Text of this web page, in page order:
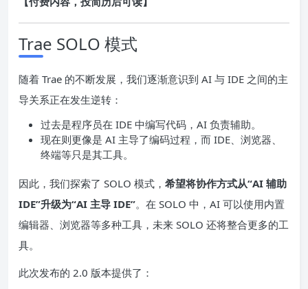
Trae SOLO 模式
随着 Trae 的不断发展，我们逐渐意识到 AI 与 IDE 之间的主
导关系正在发生逆转：
过去是程序员在 IDE 中编写代码，AI 负责辅助。
现在则更像是 AI 主导了编码过程，而 IDE、浏览器、
终端等只是其工具。
因此，我们探索了 SOLO 模式， 希望将协作方式从“AI 辅助
IDE”升级为“AI 主导 IDE”。在 SOLO 中，AI 可以使用内置
编辑器、浏览器等多种工具，未来 SOLO 还将整合更多的工
具。
此次发布的 2.0 版本提供了：